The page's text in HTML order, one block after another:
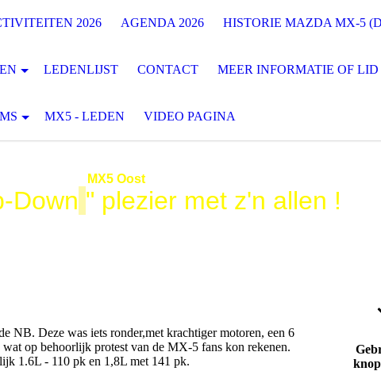
2026 AGENDA 2026 HISTORIE MAZDA MX-5
LEDENLIJST CONTACT MEER INFORMATIE OF LID
MX5 - LEDEN VIDEO PAGINA
MX5Oost
Down " plezier met z'n allen !
NB. Deze was iets ronder,met krachtiger motoren, een 6
op behoorlijk protest van de MX-5 fans kon rekenen.
1.6L - 110 pk en 1,8L met 141 pk.